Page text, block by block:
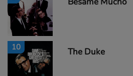
10 The Duke